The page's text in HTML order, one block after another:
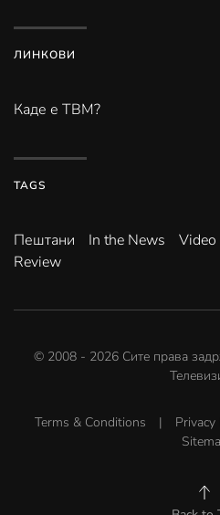
ЛИНКОВИ
Каде е ТВМ?
TAGS
Пештани In the News Video
Review
© 2008 - 2026 Сите права
Terms & Conditions |